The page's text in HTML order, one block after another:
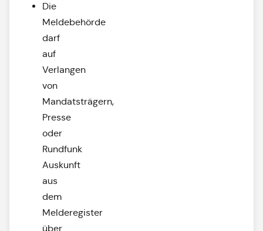
Die
Meldebehörde
darf
auf
Verlangen
von
Mandatsträgern,
Presse
oder
Rundfunk
Auskunft
aus
dem
Melderegister
über